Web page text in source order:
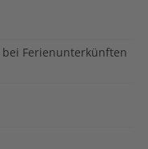
bei Ferienunterkünften